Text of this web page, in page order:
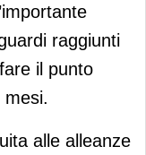
raggiunti
il punto
alle alleanze